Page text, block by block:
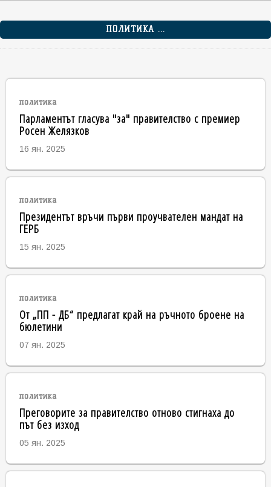
ПОЛИТИКА ...
политика
Парламентът гласува "за" правителство с премиер
Росен Желязков
16 ян. 2025
политика
Президентът връчи първи проучвателен мандат на
ГЕРБ
15 ян. 2025
политика
От „ПП - ДБ“ предлагат край на ръчното броене на
бюлетини
07 ян. 2025
политика
Преговорите за правителство отново стигнаха до
път без изход
05 ян. 2025